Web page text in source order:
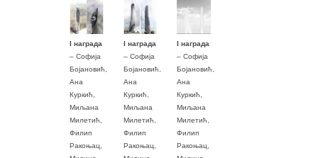
I награда
– Софија
Бојановић,
Ана
Куркић,
Миљана
Милетић,
Филип
Ракоњац,
I награда
– Софија
Бојановић,
Ана
Куркић,
Миљана
Милетић,
Филип
Ракоњац,
I награда
– Софија
Бојановић,
Ана
Куркић,
Миљана
Милетић,
Филип
Ракоњац,